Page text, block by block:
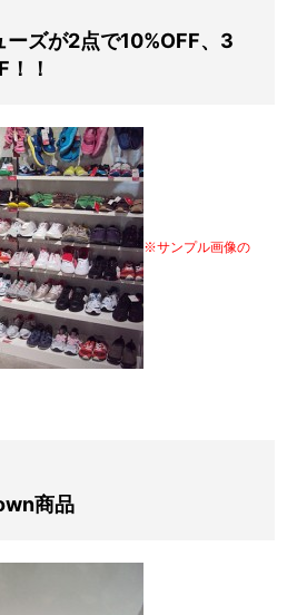
ーズが2点で10%OFF、3
！
※サンプル画像の
商品